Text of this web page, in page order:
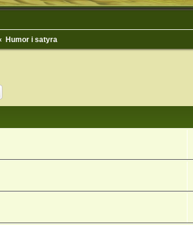
Humor i satyra